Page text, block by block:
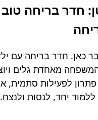
חדר בריחה
כאן. חדר בריחה עם
מאחדת גלים
לפעילות סתמית,
יחד, לנסות ולנצח.